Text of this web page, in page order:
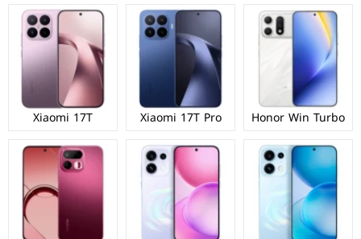
Honor Win Turbo
Xiaomi 17T Pro
Xiaomi 17T